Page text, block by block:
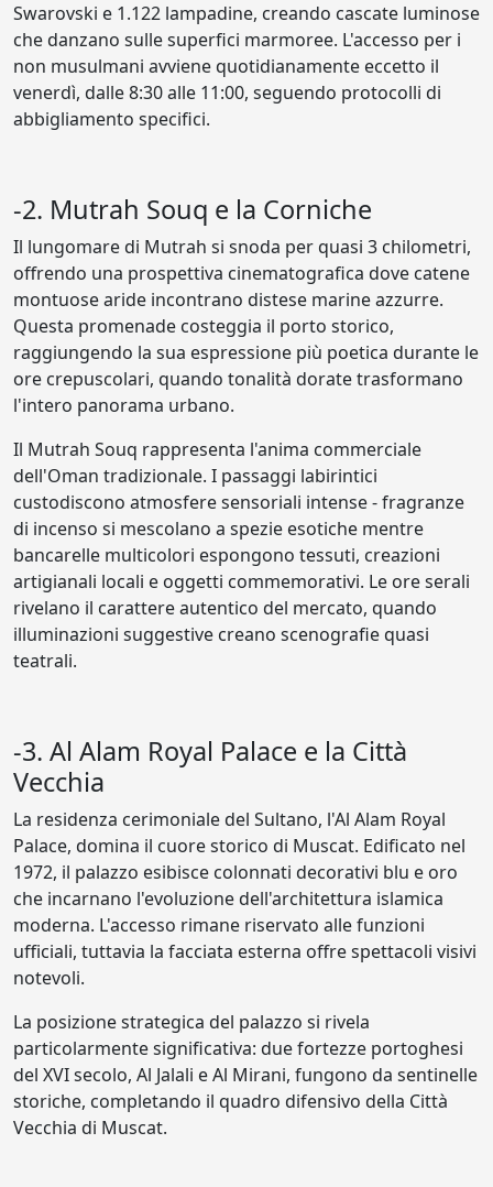
Swarovski e 1.122 lampadine, creando cascate luminose
che danzano sulle superfici marmoree. L'accesso per i
non musulmani avviene quotidianamente eccetto il
venerdì, dalle 8:30 alle 11:00, seguendo protocolli di
abbigliamento specifici.
-2. Mutrah Souq e la Corniche
Il lungomare di Mutrah si snoda per quasi 3 chilometri,
offrendo una prospettiva cinematografica dove catene
montuose aride incontrano distese marine azzurre.
Questa promenade costeggia il porto storico,
raggiungendo la sua espressione più poetica durante le
ore crepuscolari, quando tonalità dorate trasformano
l'intero panorama urbano.
Il Mutrah Souq rappresenta l'anima commerciale
dell'Oman tradizionale. I passaggi labirintici
custodiscono atmosfere sensoriali intense - fragranze
di incenso si mescolano a spezie esotiche mentre
bancarelle multicolori espongono tessuti, creazioni
artigianali locali e oggetti commemorativi. Le ore serali
rivelano il carattere autentico del mercato, quando
illuminazioni suggestive creano scenografie quasi
teatrali.
-3. Al Alam Royal Palace e la Città
Vecchia
La residenza cerimoniale del Sultano, l'Al Alam Royal
Palace, domina il cuore storico di Muscat. Edificato nel
1972, il palazzo esibisce colonnati decorativi blu e oro
che incarnano l'evoluzione dell'architettura islamica
moderna. L'accesso rimane riservato alle funzioni
ufficiali, tuttavia la facciata esterna offre spettacoli visivi
notevoli.
La posizione strategica del palazzo si rivela
particolarmente significativa: due fortezze portoghesi
del XVI secolo, Al Jalali e Al Mirani, fungono da sentinelle
storiche, completando il quadro difensivo della Città
Vecchia di Muscat.